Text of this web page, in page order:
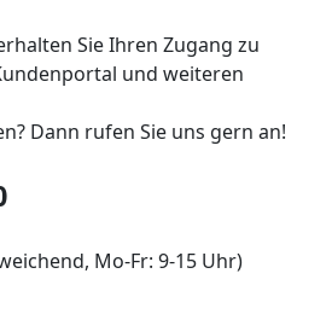
Sie Ihren Zugang zu
und weiteren
Dann rufen Sie uns gern an!
Mo-Fr: 9-15 Uhr)